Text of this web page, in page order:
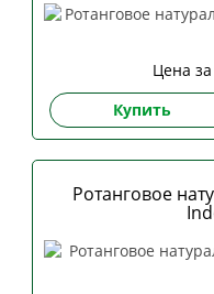
Цена
Купить
Ротанговое